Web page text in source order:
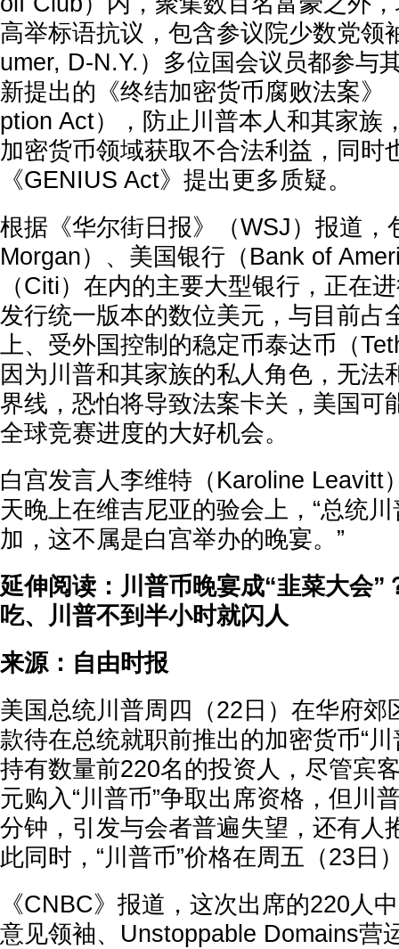
高举标语抗议，包含参议院少数党领
umer, D-N.Y.）多位国会议员都参与
新提出的《终结加密货币腐败法案》
ption Act），防止川普本人和其家族
加密货币领域获取不合法利益，同时
《GENIUS Act》提出更多质疑。
根据《华尔街日报》（WSJ）报道，
Morgan）、美国银行（Bank of
（Citi）在内的主要大型银行，正在
发行统一版本的数位美元，与目前占
上、受外国控制的稳定币泰达币（
因为川普和其家族的私人角色，无法
界线，恐怕将导致法案卡关，美国可
全球竞赛进度的大好机会。
白宫发言人李维特（Karoline Leavitt
天晚上在维吉尼亚的验会上，“总统
加，这不属是白宫举办的晚宴。”
延伸阅读：川普币晚宴成“韭菜大会”
吃、川普不到半小时就闪人
来源：自由时报
美国总统川普周四（22日）在华府郊
款待在总统就职前推出的加密货币“
持有数量前220名的投资人，尽管宾
元购入“川普币”争取出席资格，但川
分钟，引发与会者普遍失望，还有人
此同时，“川普币”价格在周五（23日
《CNBC》报道，这次出席的220人
意见领袖、Unstoppable Domains营